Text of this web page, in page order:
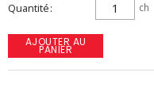
Quantité ch
AJOUTER AU
PANIER